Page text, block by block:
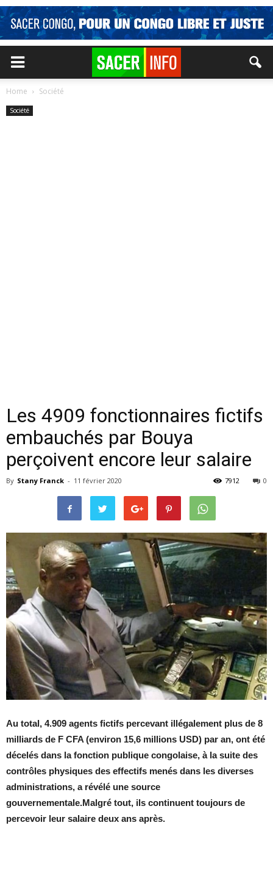
Home Société
Société
Les 4909 fonctionnaires fictifs
embauchés par Bouya
perçoivent encore leur salaire
By Stany Franck - 11 février 2020 0
7912
Au total, 4.909 agents fictifs percevant illégalement plus de 8
milliards de F CFA (environ 15,6 millions USD) par an, ont été
décelés dans la fonction publique congolaise, à la suite des
contrôles physiques des effectifs menés dans les diverses
administrations, a révélé une source
gouvernementale.Malgré tout, ils continuent toujours de
percevoir leur salaire deux ans après.